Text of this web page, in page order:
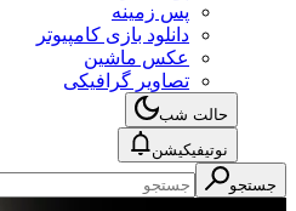
پس زمینه
دانلود بازی کامپیوتر
عکس ماشین
تصاویر گرافیکی
حالت شب
نوتیفیکیشن
جستجو